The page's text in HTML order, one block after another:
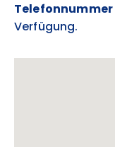
Telefonnummer
Verfügung.